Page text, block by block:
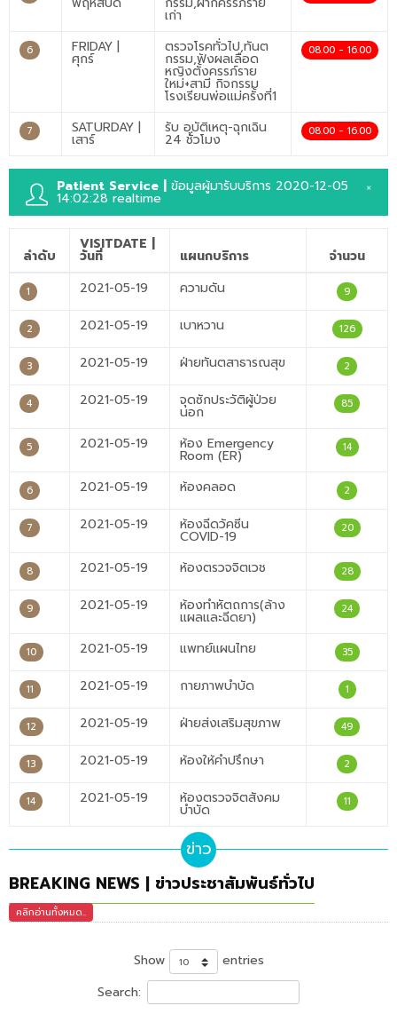
เก่า
6 FRIDAY |
ศุกร์
ตรวจโรคทั่วไป,ทันต
กรรม,ฟังผลเลือด
หญิงตั้งครรภ์ราย
ใหม่+สามี กิจกรรม
โรงเรียนพ่อแม่ครั้งที่1
08.00 - 16.00
7 SATURDAY |
เสาร์
รับ อุบัติเหตุ-ฉุกเฉิน
24 ชั่วโมง 08.00 - 16.00
×
Patient Service |ข้อมูลผู้มารับบริการ 2020-12-05
14:02:28 realtime
ลำดับ
VISITDATE |
วันที่ แผนกบริการ จำนวน
1 2021-05-19 ความดัน 9
2 2021-05-19 เบาหวาน 126
3 2021-05-19 ฝ่ายทันตสาธารณสุข 2
4 2021-05-19 จุดซักประวัติผู้ป่วย
นอก 85
5 2021-05-19 ห้อง Emergency
Room (ER) 14
6 2021-05-19 ห้องคลอด 2
7 2021-05-19 ห้องฉีดวัคซีน
COVID-19 20
8 2021-05-19 ห้องตรวจจิตเวช 28
9 2021-05-19 ห้องทำหัตถการ(ล้าง
แผลและฉีดยา) 24
10 2021-05-19 แพทย์แผนไทย 35
11 2021-05-19 กายภาพบำบัด 1
12 2021-05-19 ฝ่ายส่งเสริมสุขภาพ 49
13 2021-05-19 ห้องให้คำปรึกษา 2
14 2021-05-19 ห้องตรวจจิตสังคม
บำบัด 11
ข่าว
BREAKING NEWS | ข่าวประชาสัมพันธ์ทั่วไป
คลิกอ่านทั้งหมด..
Show
entries
Search: